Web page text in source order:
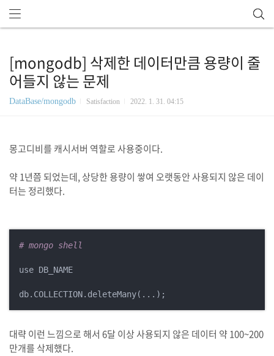
[mongodb] 삭제한 데이터만큼 용량이 줄
어들지 않는 문제
DataBase/mongodb Satisfaction 2022. 1. 31. 04:15
몽고디비를 캐시서버 역할로 사용중이다.
약 1년쯤 되었는데, 상당한 용량이 쌓여 오랫동안 사용되지 않은 데이
터는 정리했다.
# mongo shell
use DB_NAME
db.COLLECTION.deleteMany(...);
대략 이런 느낌으로 해서 6달 이상 사용되지 않은 데이터 약 100~200
만개를 삭제했다.